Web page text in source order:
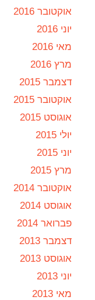
אוקטובר 2016
יוני 2016
מאי 2016
מרץ 2016
דצמבר 2015
אוקטובר 2015
אוגוסט 2015
יולי 2015
יוני 2015
מרץ 2015
אוקטובר 2014
אוגוסט 2014
פברואר 2014
דצמבר 2013
אוגוסט 2013
יוני 2013
מאי 2013